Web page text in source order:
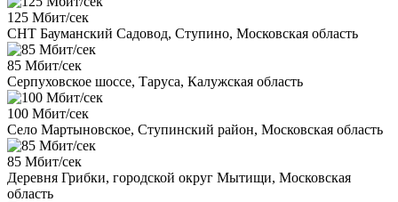
125 Мбит/сек
СНТ Бауманский Садовод, Ступино, Московская область
85 Мбит/сек
Серпуховское шоссе, Таруса, Калужская область
100 Мбит/сек
Село Мартыновское, Ступинский район, Московская область
85 Мбит/сек
Деревня Грибки, городской округ Мытищи, Московская
область